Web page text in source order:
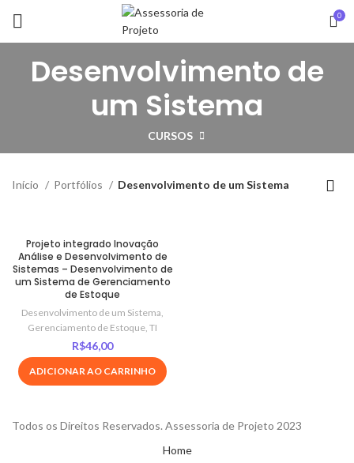
0
Desenvolvimento de
um Sistema
CURSOS
Início Portfólios Desenvolvimento de um Sistema
Projeto integrado Inovação
Análise e Desenvolvimento de
Sistemas – Desenvolvimento de
um Sistema de Gerenciamento
de Estoque
Desenvolvimento de um Sistema,
Gerenciamento de Estoque, TI
R$46,00
ADICIONAR AO CARRINHO
Todos os Direitos Reservados. Assessoria de Projeto 2023
Home